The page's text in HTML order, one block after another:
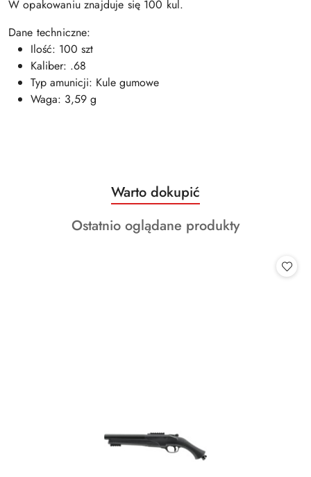
W opakowaniu znajduje się 100 kul.
Dane techniczne:
Ilość: 100 szt
Kaliber: .68
Typ amunicji: Kule gumowe
Waga: 3,59 g
Pomiń karuzelę produktów
Produkty
o
statusie:
Warto dokupić
Produkty
Ostatnio oglądane produkty